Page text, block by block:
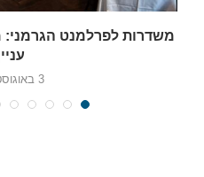
משדרות לפרלמנט הגרמני:
3 באוגוסט 2026